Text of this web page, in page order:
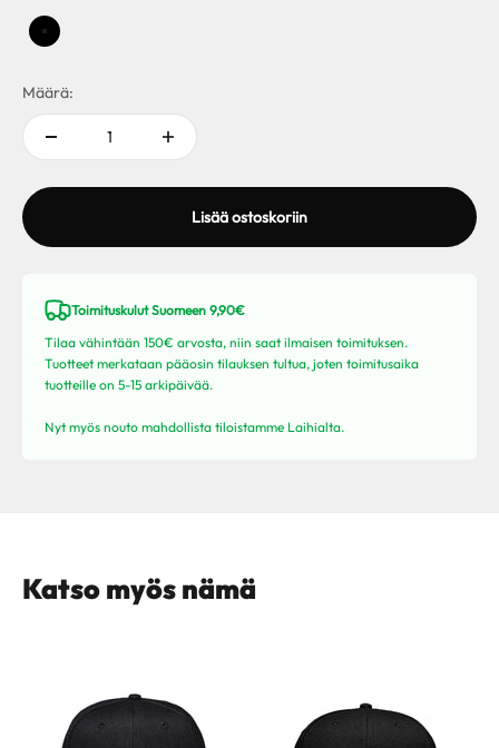
Musta
Määrä:
Lisää ostoskoriin
Toimituskulut Suomeen 9,90€
Tilaa vähintään 150€ arvosta, niin saat ilmaisen toimituksen.
Tuotteet merkataan pääosin tilauksen tultua, joten toimitusaika
tuotteille on 5-15 arkipäivää.
Nyt myös nouto mahdollista tiloistamme Laihialta.